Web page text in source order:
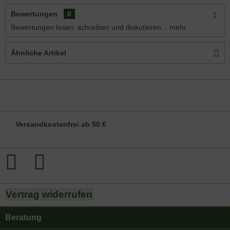
Bewertungen
0
Bewertungen lesen, schreiben und diskutieren...
mehr
Ähnliche Artikel
Versandkostenfrei ab 50 €
Vertrag widerrufen
Beratung